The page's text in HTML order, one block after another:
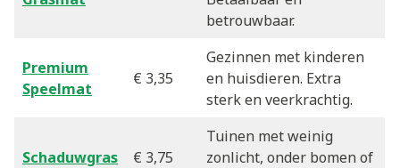
betrouwbaar.
Premium
Speelmat
€ 3,35
Gezinnen met kinderen
en huisdieren. Extra
sterk en veerkrachtig.
Schaduwgras € 3,75
Tuinen met weinig
zonlicht, onder bomen of